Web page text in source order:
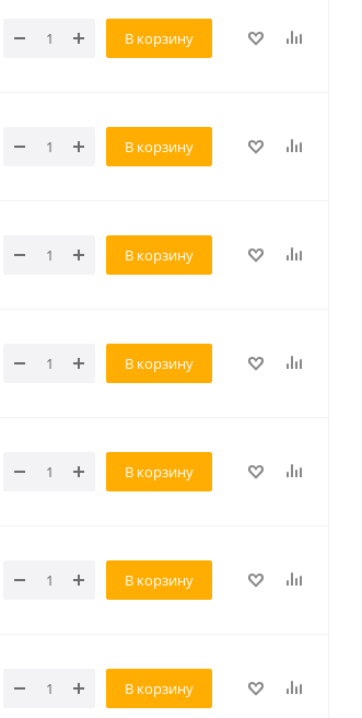
В корзину
В корзину
В корзину
В корзину
В корзину
В корзину
В корзину